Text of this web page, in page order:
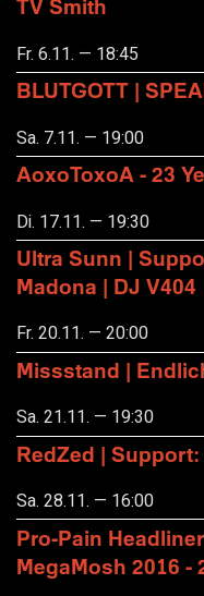
TV Smith
Fr. 6.11. — 18:45
BLUTGOTT |
Sa. 7.11. — 19:00
AoxoToxoA - 23
Di. 17.11. — 19:30
Ultra Sunn |
Madona | DJ V404
Fr. 20.11. — 20:00
Missstand |
Sa. 21.11. — 19:30
RedZed |
Sa. 28.11. — 16:00
Pro-Pain
MegaMosh 2016 -